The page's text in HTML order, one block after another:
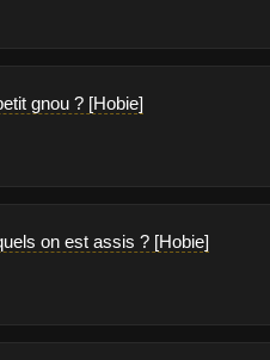
gnou ? [Hobie]
on est assis ? [Hobie]